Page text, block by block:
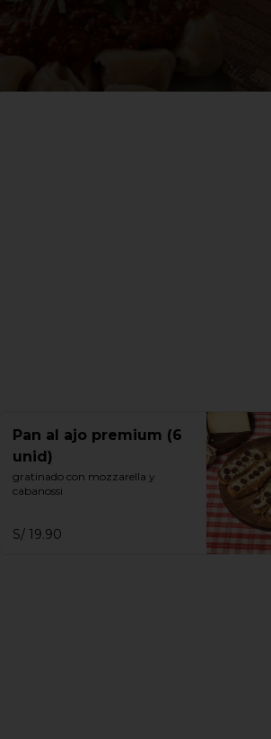
Pan al ajo premium (6
unid)
gratinado con mozzarella y
cabanossi
S/ 19.90